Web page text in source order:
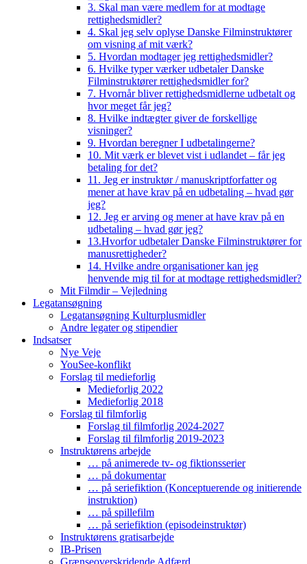
3. Skal man være medlem for at modtage
rettighedsmidler?
4. Skal jeg selv oplyse Danske Filminstruktører
om visning af mit værk?
5. Hvordan modtager jeg rettighedsmidler?
6. Hvilke typer værker udbetaler Danske
Filminstruktører rettighedsmidler for?
7. Hvornår bliver rettighedsmidlerne udbetalt og
hvor meget får jeg?
8. Hvilke indtægter giver de forskellige
visninger?
9. Hvordan beregner I udbetalingerne?
10. Mit værk er blevet vist i udlandet – får jeg
betaling for det?
11. Jeg er instruktør / manuskriptforfatter og
mener at have krav på en udbetaling – hvad gør
jeg?
12. Jeg er arving og mener at have krav på en
udbetaling – hvad gør jeg?
13.Hvorfor udbetaler Danske Filminstruktører for
manusrettigheder?
14. Hvilke andre organisationer kan jeg
henvende mig til for at modtage rettighedsmidler?
Mit Filmdir – Vejledning
Legatansøgning
Legatansøgning Kulturplusmidler
Andre legater og stipendier
Indsatser
Nye Veje
YouSee-konflikt
Forslag til medieforlig
Medieforlig 2022
Medieforlig 2018
Forslag til filmforlig
Forslag til filmforlig 2024-2027
Forslag til filmforlig 2019-2023
Instruktørens arbejde
… på animerede tv- og fiktionsserier
… på dokumentar
… på seriefiktion (Konceptuerende og initierende
instruktion)
… på spillefilm
… på seriefiktion (episodeinstruktør)
Instruktørens gratisarbejde
IB-Prisen
Grænseoverskridende Adfærd